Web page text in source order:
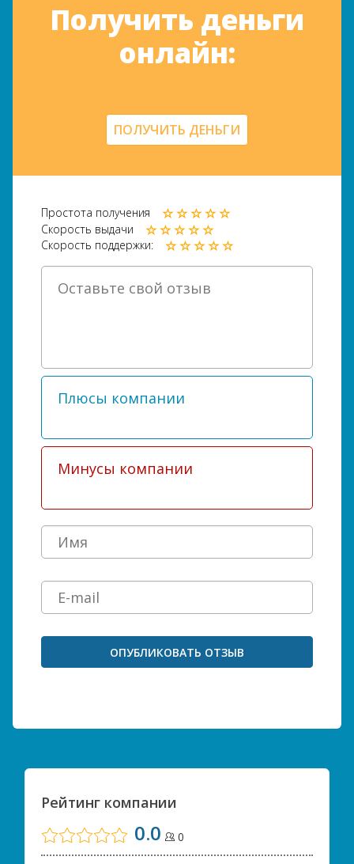
Получить деньги
онлайн:
ПОЛУЧИТЬ ДЕНЬГИ
Простота получения
Скорость выдачи
Скорость поддержки:
Рейтинг компании
0.0 0